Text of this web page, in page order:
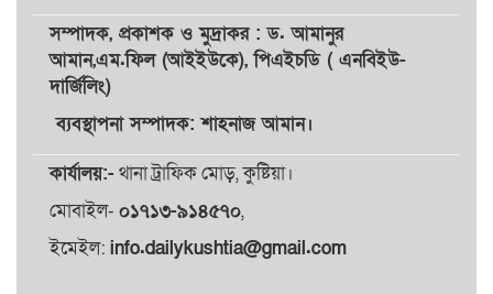
আমির হামজা
ইসলামী বিশ্ববিদ্যালয়র ৪৪
তৎপরতার অভিযোগ/ তদন্তে
গঠিত হলো উচ্চপর্যায়ের কমিটি
ভেঙে পড়ল বাজার/৪০০ টাকা
কেজি দাম কে ধরে রেখেছিল?
সম্পাদক, প্রকাশকওমুদ্রাকর: ড. আমানুর
আমান,এম.ফিল (আইইউকে), পিএইচডি ( এনবিইউ-
দার্জিলিং)
ব্যবস্থাপনা সম্পাদক: শাহনাজ আমান।
কার্যালয়:-থানা ট্রাফিক মোড়, কুষ্টিয়া।
মোবাইল- ০১৭১৩-৯১৪৫৭০,
ইমেইল: info.dailykushtia@gmail.com